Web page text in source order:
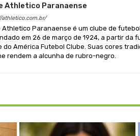
Athletico Paranaense
Athletico Paranaense é um clube de
em 26 de março de 1924, a partir da
do América Futebol Clube. Suas cores
rendem a alcunha de rubro-negro.